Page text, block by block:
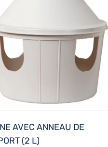
AVEC ANNEAU DE
(2 L)